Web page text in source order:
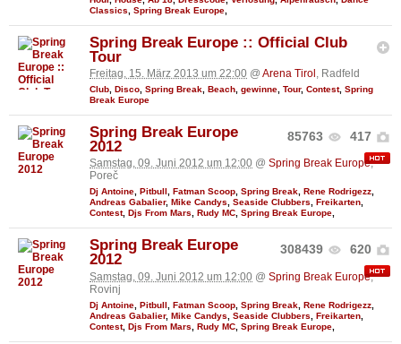
Classics
Spring Break Europe
Spring Break Europe :: Official Club
Tour
Freitag, 15. März 2013 um 22:00 @ Arena Tirol , Radfeld
Club Disco Spring Break Beach gewinne Tour, Contest, Spring
Break Europe
85763 417
Spring Break Europe
2012
Samstag, 09. Juni 2012 um 12:00 @ Spring Break Europe,
Poreč
Dj Antoine, Pitbull , Fatman Scoop, Spring Break, Rene Rodrigezz,
Andreas Gabalier, Mike Candys, Seaside Clubbers, Freikarten,
Contest, Djs From Mars, Rudy MC, Spring Break Europe,
308439 620
Spring Break Europe
2012
Samstag, 09. Juni 2012 um 12:00 @ Spring Break Europe,
Rovinj
Dj Antoine Pitbull Fatman Scoop Spring Break Rene Rodrigezz
Andreas Gabalier, Mike Candys Seaside Clubbers Freikarten
Contest, Djs From Mars Rudy MC Spring Break Europe